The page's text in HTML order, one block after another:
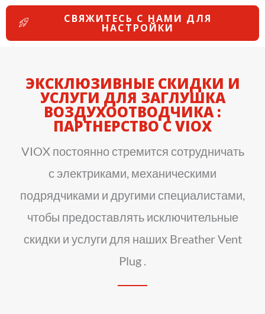
СВЯЖИТЕСЬ С НАМИ ДЛЯ
НАСТРОЙКИ
ЭКСКЛЮЗИВНЫЕ СКИДКИ И
УСЛУГИ ДЛЯ ЗАГЛУШКА
ВОЗДУХООТВОДЧИКА :
ПАРТНЕРСТВО С VIOX
VIOX постоянно стремится сотрудничать
с электриками, механическими
подрядчиками и другими специалистами,
чтобы предоставлять исключительные
скидки и услуги для наших Breather Vent
Plug .